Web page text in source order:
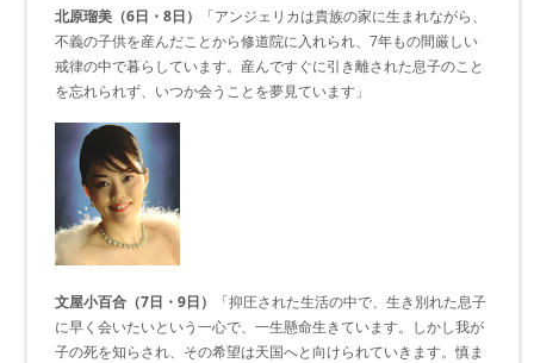
北原瑠美（6日・8日）
「アンジェリカは貴族の家に生まれながら、
不義の子供を産んだことから修道院に入れられ、7年もの間厳しい
戒律の中で暮らしています。産んですぐに引き離された息子のこと
を忘れられず、いつか会うことを夢見ています」
文屋小百合（7日・9日）
「抑圧された生活の中で、生き別れた息子
に早く会いたいという一心で、一生懸命生きています。しかし我が
子の死を知らされ、その希望は天国へと向けられていきます。慎ま